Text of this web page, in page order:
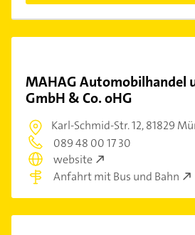
MAHAG Automobilhandel
GmbH & Co. oHG
Karl-Schmid-Str. 12,81829
089 48 00 17 30
website
Anfahrt mit Bus und Bahn